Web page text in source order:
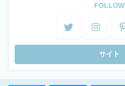
FOLLOW